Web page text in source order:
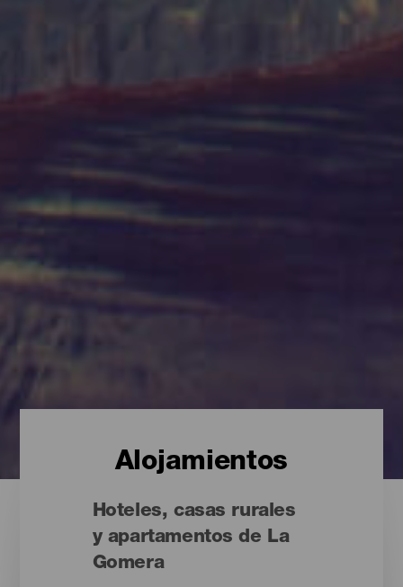
Alojamientos
Hoteles, casas rurales
y apartamentos de La
Gomera